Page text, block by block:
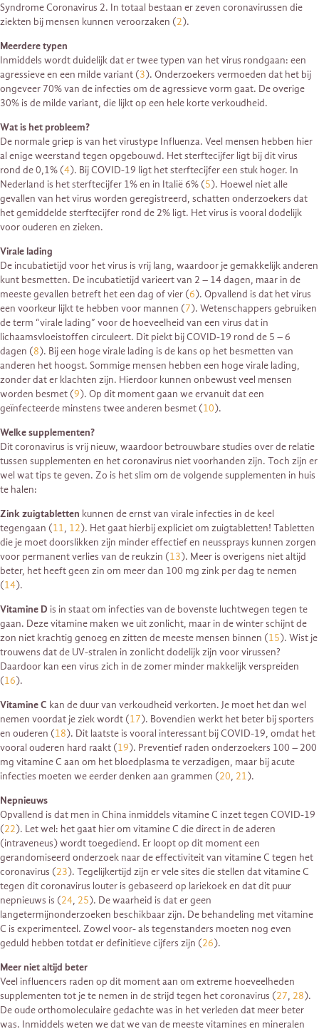
Syndrome Coronavirus 2. In totaal bestaan er zeven coronavirussen die
ziekten bij mensen kunnen veroorzaken (2).
Meerdere typen
Inmiddels wordt duidelijk dat er twee typen van het virus rondgaan: een
agressieve en een milde variant (3). Onderzoekers vermoeden dat het bij
ongeveer 70% van de infecties om de agressieve vorm gaat. De overige
30% is de milde variant, die lijkt op een hele korte verkoudheid.
Wat is het probleem?
De normale griep is van het virustype Influenza. Veel mensen hebben hier
al enige weerstand tegen opgebouwd. Het sterftecijfer ligt bij dit virus
rond de 0,1% (4). Bij COVID-19 ligt het sterftecijfer een stuk hoger. In
Nederland is het sterftecijfer 1% en in Italië 6% (5). Hoewel niet alle
gevallen van het virus worden geregistreerd, schatten onderzoekers dat
het gemiddelde sterftecijfer rond de 2% ligt. Het virus is vooral dodelijk
voor ouderen en zieken.
Virale lading
De incubatietijd voor het virus is vrij lang, waardoor je gemakkelijk anderen
kunt besmetten. De incubatietijd varieert van 2 – 14 dagen, maar in de
meeste gevallen betreft het een dag of vier (6). Opvallend is dat het virus
een voorkeur lijkt te hebben voor mannen (7). Wetenschappers gebruiken
de term “virale lading” voor de hoeveelheid van een virus dat in
lichaamsvloeistoffen circuleert. Dit piekt bij COVID-19 rond de 5 – 6
dagen (8). Bij een hoge virale lading is de kans op het besmetten van
anderen het hoogst. Sommige mensen hebben een hoge virale lading,
zonder dat er klachten zijn. Hierdoor kunnen onbewust veel mensen
worden besmet (9). Op dit moment gaan we ervanuit dat een
geïnfecteerde minstens twee anderen besmet (10).
Welke supplementen?
Dit coronavirus is vrij nieuw, waardoor betrouwbare studies over de relatie
tussen supplementen en het coronavirus niet voorhanden zijn. Toch zijn er
wel wat tips te geven. Zo is het slim om de volgende supplementen in huis
te halen:
Zink zuigtabletten kunnen de ernst van virale infecties in de keel
tegengaan (11, 12). Het gaat hierbij expliciet om zuigtabletten! Tabletten
die je moet doorslikken zijn minder effectief en neussprays kunnen zorgen
voor permanent verlies van de reukzin (13). Meer is overigens niet altijd
beter, het heeft geen zin om meer dan 100 mg zink per dag te nemen
(14).
Vitamine D is in staat om infecties van de bovenste luchtwegen tegen te
gaan. Deze vitamine maken we uit zonlicht, maar in de winter schijnt de
zon niet krachtig genoeg en zitten de meeste mensen binnen (15). Wist je
trouwens dat de UV-stralen in zonlicht dodelijk zijn voor virussen?
Daardoor kan een virus zich in de zomer minder makkelijk verspreiden
(16).
Vitamine C kan de duur van verkoudheid verkorten. Je moet het dan wel
nemen voordat je ziek wordt (17). Bovendien werkt het beter bij sporters
en ouderen (18). Dit laatste is vooral interessant bij COVID-19, omdat het
vooral ouderen hard raakt (19). Preventief raden onderzoekers 100 – 200
mg vitamine C aan om het bloedplasma te verzadigen, maar bij acute
infecties moeten we eerder denken aan grammen (20, 21).
Nepnieuws
Opvallend is dat men in China inmiddels vitamine C inzet tegen COVID-19
(22). Let wel: het gaat hier om vitamine C die direct in de aderen
(intraveneus) wordt toegediend. Er loopt op dit moment een
gerandomiseerd onderzoek naar de effectiviteit van vitamine C tegen het
coronavirus (23). Tegelijkertijd zijn er vele sites die stellen dat vitamine C
tegen dit coronavirus louter is gebaseerd op lariekoek en dat dit puur
nepnieuws is (24, 25). De waarheid is dat er geen
langetermijnonderzoeken beschikbaar zijn. De behandeling met vitamine
C is experimenteel. Zowel voor- als tegenstanders moeten nog even
geduld hebben totdat er definitieve cijfers zijn (26).
Meer niet altijd beter
Veel influencers raden op dit moment aan om extreme hoeveelheden
supplementen tot je te nemen in de strijd tegen het coronavirus (27, 28).
De oude orthomoleculaire gedachte was in het verleden dat meer beter
was. Inmiddels weten we dat we van de meeste vitamines en mineralen